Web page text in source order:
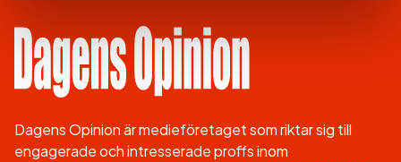
Dagens Opinion är medieföretaget som riktar sig till
engagerade och intresserade proffs inom